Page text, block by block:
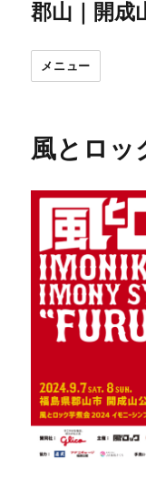
郡山｜開成
メニュー
風とロッ